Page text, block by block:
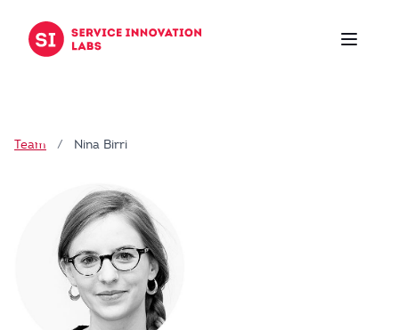
Team / Nina Birri